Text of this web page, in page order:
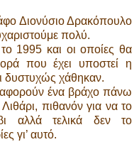
Διονύσιο Δρακόπουλο
πολύ.
1995 και οι οποίες θα
που έχει υποστεί η
δυστυχώς χάθηκαν.
ένα βράχο πάνω
πιθανόν για να το
αλλά τελικά δεν το
γι’ αυτό.